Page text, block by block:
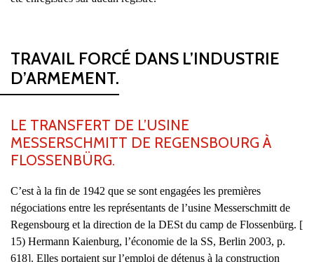
TRAVAIL FORCÉ DANS L’INDUSTRIE
D’ARMEMENT.
LE TRANSFERT DE L’USINE
MESSERSCHMITT DE REGENSBOURG À
FLOSSENBÜRG.
C’est à la fin de 1942 que se sont engagées les premières
négociations entre les représentants de l’usine Messerschmitt de
Regensbourg et la direction de la DESt du camp de Flossenbürg. [
15) Hermann Kaienburg, l’économie de la SS, Berlin 2003, p.
618]. Elles portaient sur l’emploi de détenus à la construction